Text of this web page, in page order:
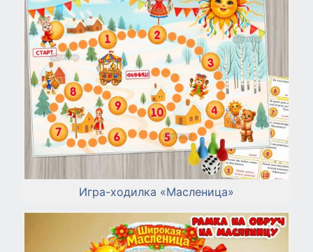
Игра-ходилка «Масленица»